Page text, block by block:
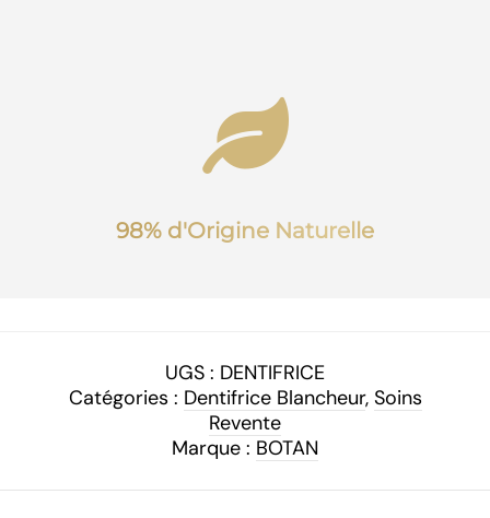
98% d'Origine Naturelle
UGS : DENTIFRICE
Catégories : Dentifrice Blancheur, Soins
Revente
Marque : BOTAN